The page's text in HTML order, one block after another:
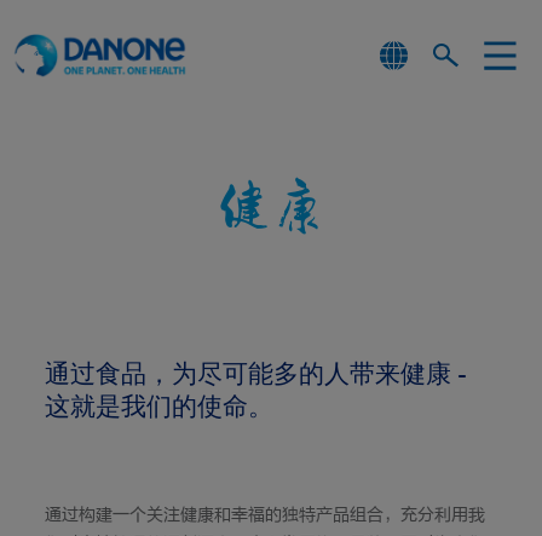
健康
通过食品，为尽可能多的人带来健康 -
这就是我们的使命。
通过构建一个关注健康和幸福的独特产品组合，充分利用我